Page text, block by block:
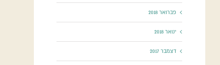
פברואר 2018
ינואר 2018
דצמבר 2017